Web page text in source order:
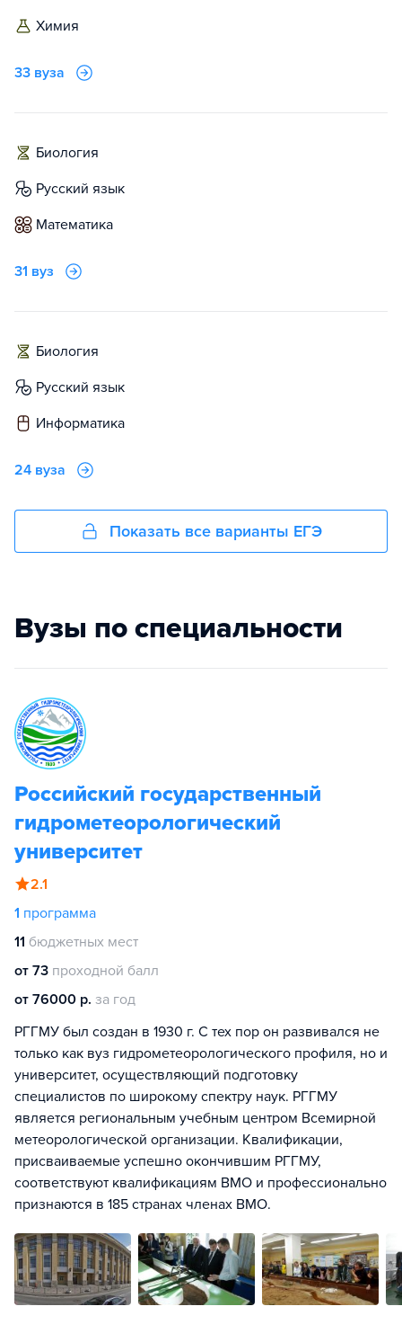
химия
33 вуза
биология
русский язык
математика
31 вуз
биология
русский язык
информатика
24 вуза
Показать все варианты ЕГЭ
Вузы по специальности
Российский государственный
гидрометеорологический
университет
2.1
1 программа
11 бюджетных мест
от 73 проходной балл
от 76000 р. за год
РГГМУ был создан в 1930 г. С тех пор он развивался не
только как вуз гидрометеорологического профиля, но и
университет, осуществляющий подготовку
специалистов по широкому спектру наук. РГГМУ
является региональным учебным центром Всемирной
метеорологической организации. Квалификации,
присваиваемые успешно окончившим РГГМУ,
соответствуют квалификациям ВМО и профессионально
признаются в 185 странах членах ВМО.